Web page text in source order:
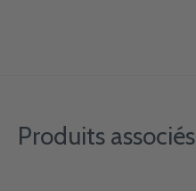
Produits associés